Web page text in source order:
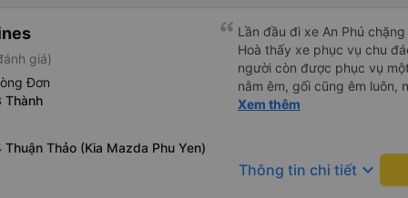
Tầm 18h45 là xe tới rồi lên
đánh giá là khá lịch sự và
điện thoại là anh lơ xe dẫn
từng người xuống chỗ nào
trung chuyển. - Tiện nghi
nọ thôi, ko có xem
cái kia mình thấy xài ổn.
giá)
Đơn
Thành
Thuận Thảo (Kia Mazda Phu Yen)
Lần đầu đi xe An Phú
Hoà thấy xe phục vụ chu
người còn được phục vụ
nằm êm, gối cũng êm luôn,
mỗi giường một cái giỏ nhỏ
đặt xe trước, không đón
tuyến đường như vậy thì
Xem thêm
Thông tin chi tiết keyboard_arrow_down